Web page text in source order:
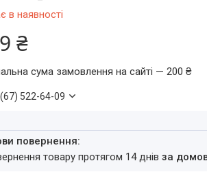
в наявності
₴
сума замовлення на сайті — 200 ₴
522-64-09
товару протягом 14 днівза